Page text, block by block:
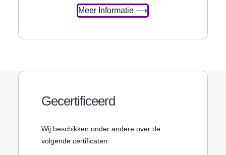
Meer Informatie ⟶
Gecertificeerd
Wij beschikken onder andere over de
volgende certificaten: